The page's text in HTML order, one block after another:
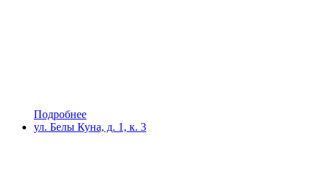
Подробнее
ул. Белы Куна, д. 1, к. 3